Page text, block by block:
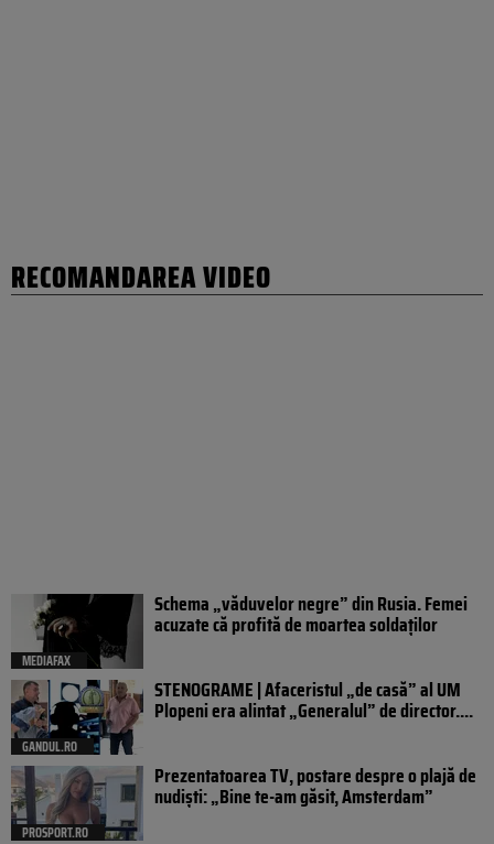
RECOMANDAREA VIDEO
MEDIAFAX
Schema „văduvelor negre” din Rusia. Femei
acuzate că profită de moartea soldaților
GANDUL.RO
STENOGRAME | Afaceristul „de casă” al UM
Plopeni era alintat „Generalul” de director....
PROSPORT.RO
Prezentatoarea TV, postare despre o plajă de
nudiști: „Bine te-am găsit, Amsterdam”